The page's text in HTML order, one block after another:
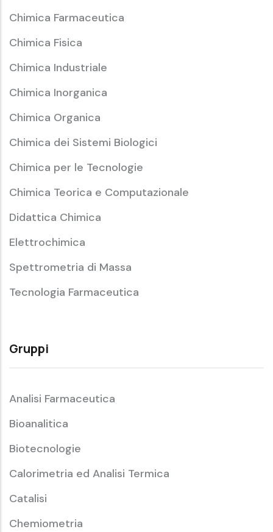
Chimica Farmaceutica
Chimica Fisica
Chimica Industriale
Chimica Inorganica
Chimica Organica
Chimica dei Sistemi Biologici
Chimica per le Tecnologie
Chimica Teorica e Computazionale
Didattica Chimica
Elettrochimica
Spettrometria di Massa
Tecnologia Farmaceutica
Gruppi
Analisi Farmaceutica
Bioanalitica
Biotecnologie
Calorimetria ed Analisi Termica
Catalisi
Chemiometria